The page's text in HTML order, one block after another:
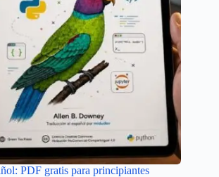
PDF gratis para principiantes